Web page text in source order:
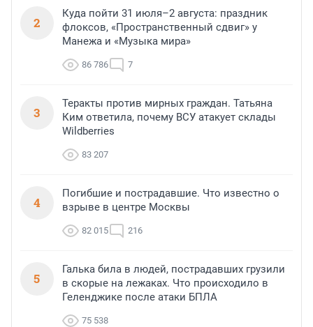
2
Куда пойти 31 июля–2 августа: праздник
флоксов, «Пространственный сдвиг» у
Манежа и «Музыка мира»
86 786 7
3
Теракты против мирных граждан. Татьяна
Ким ответила, почему ВСУ атакует склады
Wildberries
83 207
4
Погибшие и пострадавшие. Что известно о
взрыве в центре Москвы
82 015 216
5
Галька била в людей, пострадавших грузили
в скорые на лежаках. Что происходило в
Геленджике после атаки БПЛА
75 538